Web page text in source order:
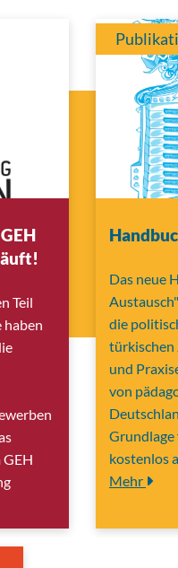
Teil
haben
Das neue
die
türkischen
und
von
Grundlage
kostenlos
Mehr